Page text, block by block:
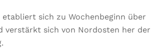
sich zu Wochenbeginn über
verstärkt sich von Nordosten her der